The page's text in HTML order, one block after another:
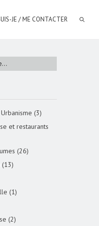
JE / ME CONTACTER
(3)
et restaurants
(26)
(13)
(1)
(2)